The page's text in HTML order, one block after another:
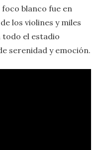
blanco fue en
los violines y miles
todo el estadio
serenidad y emoción.